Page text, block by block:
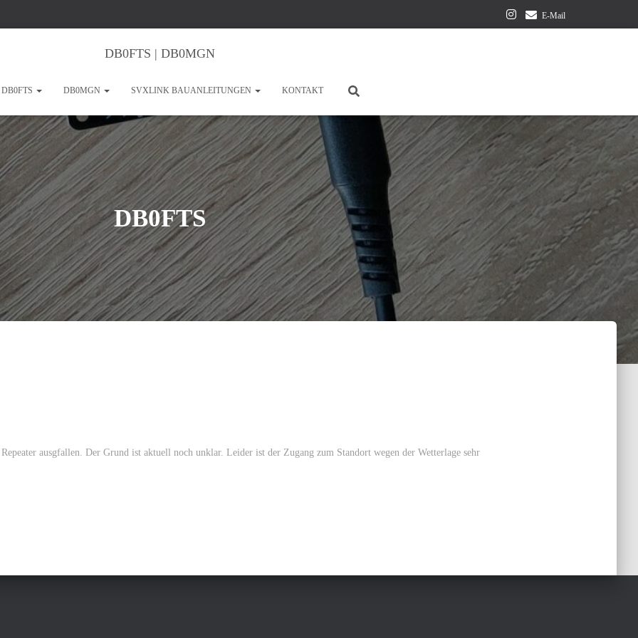
E-Mail
DB0FTS | DB0MGN
DB0FTS DB0MGN SVXLINK BAUANLEITUNGEN KONTAKT
DB0FTS
ausgfallen. Der Grund ist aktuell noch unklar. Leider ist der Zugang zum Standort wegen der Wetterlage sehr